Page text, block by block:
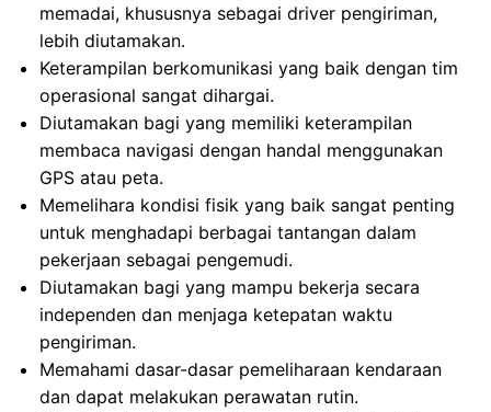
memadai, khususnya sebagai driver pengiriman,
lebih diutamakan.
Keterampilan berkomunikasi yang baik dengan tim
operasional sangat dihargai.
Diutamakan bagi yang memiliki keterampilan
membaca navigasi dengan handal menggunakan
GPS atau peta.
Memelihara kondisi fisik yang baik sangat penting
untuk menghadapi berbagai tantangan dalam
pekerjaan sebagai pengemudi.
Diutamakan bagi yang mampu bekerja secara
independen dan menjaga ketepatan waktu
pengiriman.
Memahami dasar-dasar pemeliharaan kendaraan
dan dapat melakukan perawatan rutin.